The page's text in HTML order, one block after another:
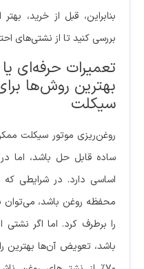
بنابراین، قبل از خرید،
بررسی کنید تا از نشتی‌های
تعمیرات حرفه‌ای
بهترین روش‌ها
سیکلت
روغن‌ریزی موتور سیکلت
ساده قابل حل باشد، اما در
اساسی دارد. در شرایطی
محفظه روغن باشد، می‌توان
را برطرف کرد. اما اگر نشتی
باشد، تعویض آن‌ها بهترین